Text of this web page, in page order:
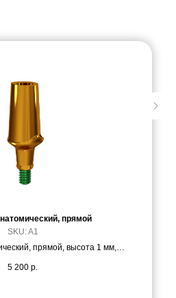
прямой
SKU:A1
прямой, высота 1 мм,
5 200 р.